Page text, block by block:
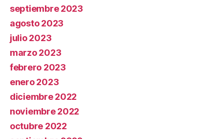
septiembre 2023
agosto 2023
julio 2023
marzo 2023
febrero 2023
enero 2023
diciembre 2022
noviembre 2022
octubre 2022